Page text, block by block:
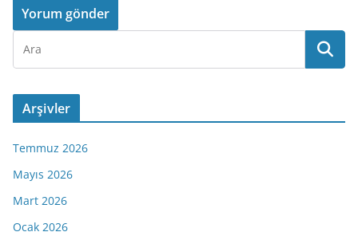
Arşivler
Temmuz 2026
Mayıs 2026
Mart 2026
Ocak 2026